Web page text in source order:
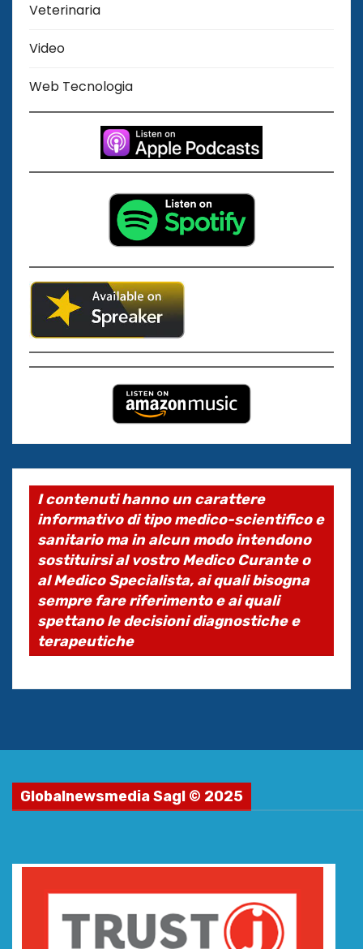
Veterinaria
Video
Web Tecnologia
I contenuti hanno un carattere
informativo di tipo medico-scientifico e
sanitario ma in alcun modo intendono
sostituirsi al vostro Medico Curante o
al Medico Specialista, ai quali bisogna
sempre fare riferimento e ai quali
spettano le decisioni diagnostiche e
terapeutiche
Globalnewsmedia Sagl © 2025